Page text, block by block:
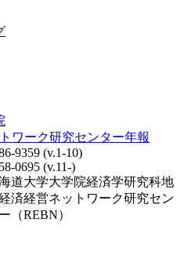
ワーク研究センター年報
9359 (v.1-10)
0695 (v.11-)
道大学大学院経済学研究科地
済経営ネットワーク研究セン
（REBN）